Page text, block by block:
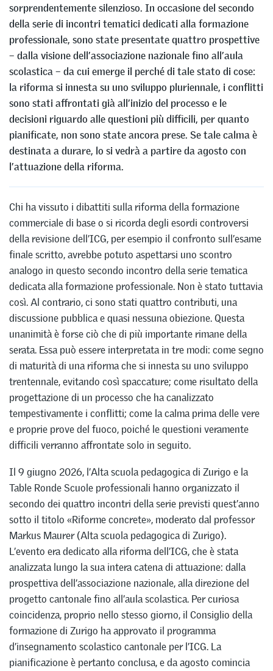
sorprendentemente silenzioso. In occasione del secondo
della serie di incontri tematici dedicati alla formazione
professionale, sono state presentate quattro prospettive
– dalla visione dell’associazione nazionale fino all’aula
scolastica – da cui emerge il perché di tale stato di cose:
la riforma si innesta su uno sviluppo pluriennale, i conflitti
sono stati affrontati già all’inizio del processo e le
decisioni riguardo alle questioni più difficili, per quanto
pianificate, non sono state ancora prese. Se tale calma è
destinata a durare, lo si vedrà a partire da agosto con
l’attuazione della riforma.
Chi ha vissuto i dibattiti sulla riforma della formazione
commerciale di base o si ricorda degli esordi controversi
della revisione dell’ICG, per esempio il confronto sull’esame
finale scritto, avrebbe potuto aspettarsi uno scontro
analogo in questo secondo incontro della serie tematica
dedicata alla formazione professionale. Non è stato tuttavia
così. Al contrario, ci sono stati quattro contributi, una
discussione pubblica e quasi nessuna obiezione. Questa
unanimità è forse ciò che di più importante rimane della
serata. Essa può essere interpretata in tre modi: come segno
di maturità di una riforma che si innesta su uno sviluppo
trentennale, evitando così spaccature; come risultato della
progettazione di un processo che ha canalizzato
tempestivamente i conflitti; come la calma prima delle vere
e proprie prove del fuoco, poiché le questioni veramente
difficili verranno affrontate solo in seguito.
Il 9 giugno 2026, l’Alta scuola pedagogica di Zurigo e la
Table Ronde Scuole professionali hanno organizzato il
secondo dei quattro incontri della serie previsti quest’anno
sotto il titolo «Riforme concrete», moderato dal professor
Markus Maurer (Alta scuola pedagogica di Zurigo).
L’evento era dedicato alla riforma dell’ICG, che è stata
analizzata lungo la sua intera catena di attuazione: dalla
prospettiva dell’associazione nazionale, alla direzione del
progetto cantonale fino all’aula scolastica. Per curiosa
coincidenza, proprio nello stesso giorno, il Consiglio della
formazione di Zurigo ha approvato il programma
d’insegnamento scolastico cantonale per l’ICG. La
pianificazione è pertanto conclusa, e da agosto comincia